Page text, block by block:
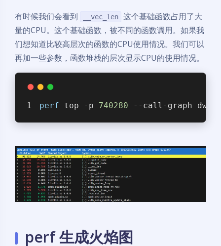
有时候我们会看到 __vec_len
这个基础函数占用了大
量的CPU。这个基础函数，被不同的函数调用。如果我
们想知道比较高层次的函数的CPU使用情况。我们可以
再加一些参数，函数堆栈的层次显示CPU的使用情况。
perf top -p 740280 --call-graph
perf 生成火焰图